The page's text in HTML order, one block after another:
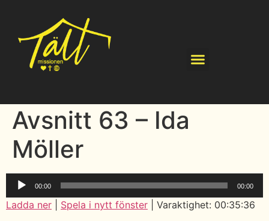
Avsnitt 63 – Ida
Möller
Ljudspelare
00:00 00:00
Ladda ner Spela i nytt fönster
Varaktighet: 00:35:36